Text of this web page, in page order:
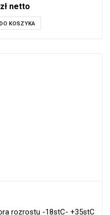
netto
KOSZYKA
rozrostu -18stC- +35stC